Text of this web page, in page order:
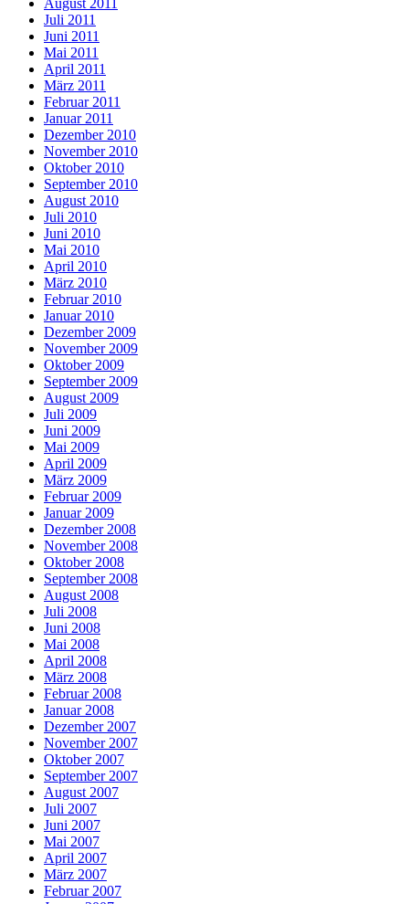
August 2011
Juli 2011
Juni 2011
Mai 2011
April 2011
März 2011
Februar 2011
Januar 2011
Dezember 2010
November 2010
Oktober 2010
September 2010
August 2010
Juli 2010
Juni 2010
Mai 2010
April 2010
März 2010
Februar 2010
Januar 2010
Dezember 2009
November 2009
Oktober 2009
September 2009
August 2009
Juli 2009
Juni 2009
Mai 2009
April 2009
März 2009
Februar 2009
Januar 2009
Dezember 2008
November 2008
Oktober 2008
September 2008
August 2008
Juli 2008
Juni 2008
Mai 2008
April 2008
März 2008
Februar 2008
Januar 2008
Dezember 2007
November 2007
Oktober 2007
September 2007
August 2007
Juli 2007
Juni 2007
Mai 2007
April 2007
März 2007
Februar 2007